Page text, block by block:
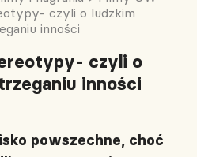
czyli o ludzkim
inności
czyli o
inności
powszechne, choć